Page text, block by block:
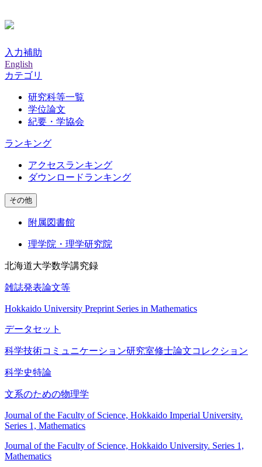
入力補助
English
カテゴリ
研究科等一覧
学位論文
紀要・学協会
ランキング
アクセスランキング
ダウンロードランキング
その他
附属図書館
理学院・理学研究院
北海道大学数学講究録
雑誌発表論文等
Hokkaido University Preprint Series in Mathematics
データセット
科学技術コミュニケーション研究室修士論文コレクション
科学史特論
文系のための物理学
Journal of the Faculty of Science, Hokkaido Imperial University.
Series 1, Mathematics
Journal of the Faculty of Science, Hokkaido University. Series 1,
Mathematics